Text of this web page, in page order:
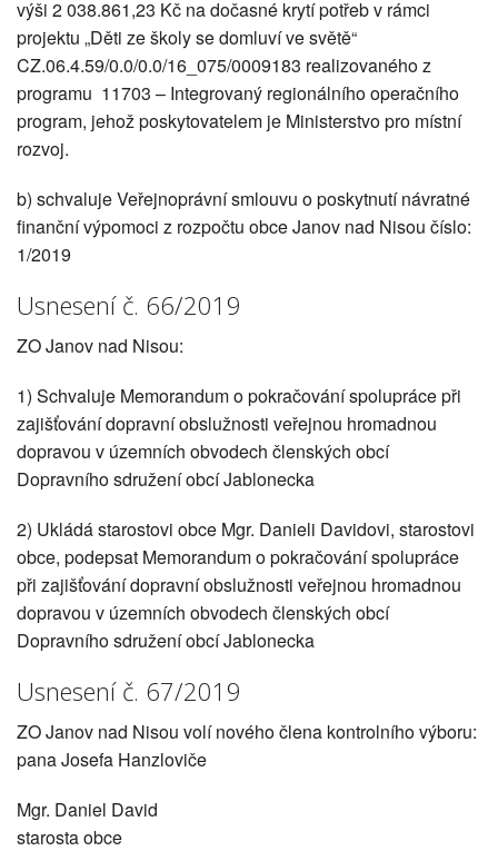
výši 2 038.861,23 Kč na dočasné krytí potřeb v rámci
projektu „Děti ze školy se domluví ve světě“
CZ.06.4.59/0.0/0.0/16_075/0009183 realizovaného z
programu 11703 – Integrovaný regionálního operačního
program, jehož poskytovatelem je Ministerstvo pro místní
rozvoj.
b) schvaluje Veřejnoprávní smlouvu o poskytnutí návratné
finanční výpomoci z rozpočtu obce Janov nad Nisou číslo:
1/2019
Usnesení č. 66/2019
ZO Janov nad Nisou:
1) Schvaluje Memorandum o pokračování spolupráce při
zajišťování dopravní obslužnosti veřejnou hromadnou
dopravou v územních obvodech členských obcí
Dopravního sdružení obcí Jablonecka
2) Ukládá starostovi obce Mgr. Danieli Davidovi, starostovi
obce, podepsat Memorandum o pokračování spolupráce
při zajišťování dopravní obslužnosti veřejnou hromadnou
dopravou v územních obvodech členských obcí
Dopravního sdružení obcí Jablonecka
Usnesení č. 67/2019
ZO Janov nad Nisou volí nového člena kontrolního výboru:
pana Josefa Hanzloviče
Mgr. Daniel David
starosta obce